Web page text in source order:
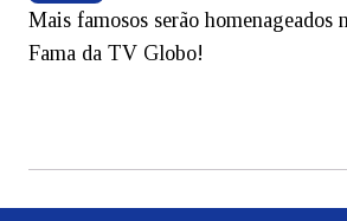
Mais famosos serão homenageados
Fama da TV Globo!